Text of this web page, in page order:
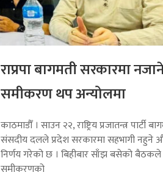
राप्रपा बागमती सरकारमा
समीकरण थप अन्योलमा
काठमाडौँ । साउन २२, राष्ट्रिय प्रजातन्त्र पार्टी
संसदीय दलले प्रदेश सरकारमा सहभागी नहुने
निर्णय गरेको छ । बिहीबार साँझ बसेको बैठकले